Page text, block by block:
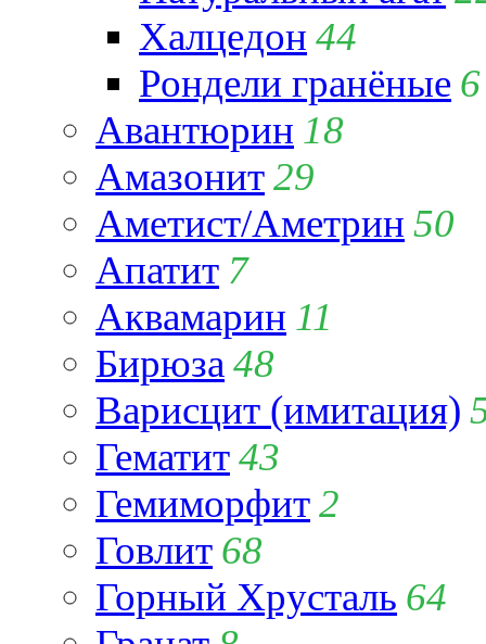
Халцедон 44
Рондели гранёные 6
Авантюрин 18
Амазонит29
Аметист/Аметрин 50
Апатит 7
Аквамарин 11
Бирюза 48
Варисцит (имитация)
Гематит43
Гемиморфит2
Говлит 68
Горный Хрусталь 64